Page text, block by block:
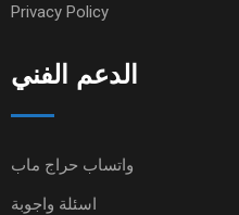
Privacy Policy
الدعم الفني
واتساب حراج ماب
اسئلة واجوبة